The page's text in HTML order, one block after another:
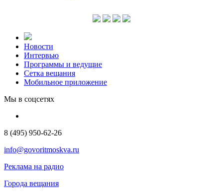
Новости
Интервью
Программы и ведущие
Сетка вещания
Мобильное приложение
Мы в соцсетях
8 (495) 950-62-26
info@govoritmoskva.ru
Реклама на радио
Города вещания